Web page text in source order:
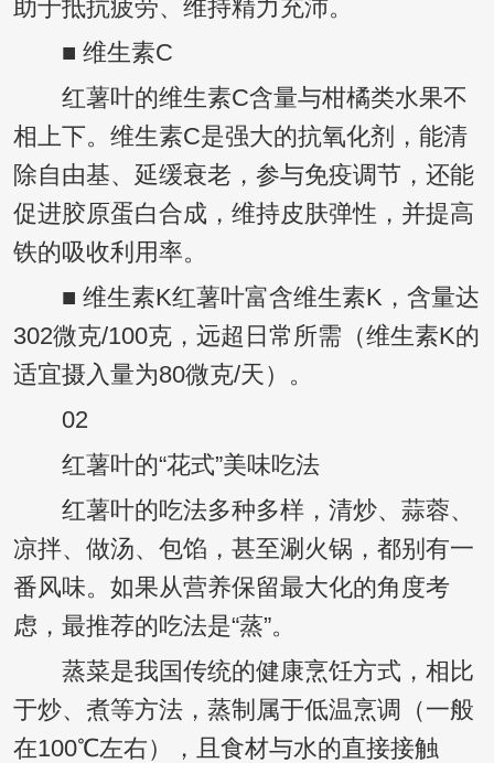
助于抵抗疲劳、维持精力充沛。
■ 维生素C
红薯叶的维生素C含量与柑橘类水果不
相上下。维生素C是强大的抗氧化剂，能清
除自由基、延缓衰老，参与免疫调节，还能
促进胶原蛋白合成，维持皮肤弹性，并提高
铁的吸收利用率。
■ 维生素K红薯叶富含维生素K，含量达
302微克/100克，远超日常所需（维生素K的
适宜摄入量为80微克/天）。
02
红薯叶的“花式”美味吃法
红薯叶的吃法多种多样，清炒、蒜蓉、
凉拌、做汤、包馅，甚至涮火锅，都别有一
番风味。如果从营养保留最大化的角度考
虑，最推荐的吃法是“蒸”。
蒸菜是我国传统的健康烹饪方式，相比
于炒、煮等方法，蒸制属于低温烹调（一般
在100℃左右），且食材与水的直接接触